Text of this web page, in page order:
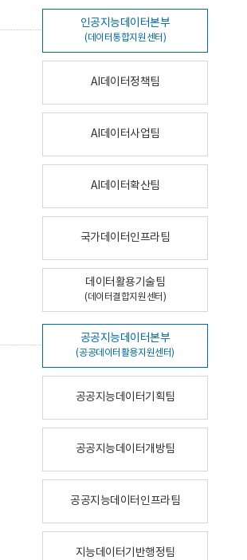
인공지능데이터본부
(데이터통합지원센터)
AI데이터정책팀
AI데이터사업팀
AI데이터확산팀
국가데이터인프라팀
데이터활용기술팀
(데이터결합지원센터)
공공지능데이터본부
(공공데이터활용지원센터)
공공지능데이터기획팀
공공지능데이터개방팀
공공지능데이터인프라팀
지능데이터기반행정팀